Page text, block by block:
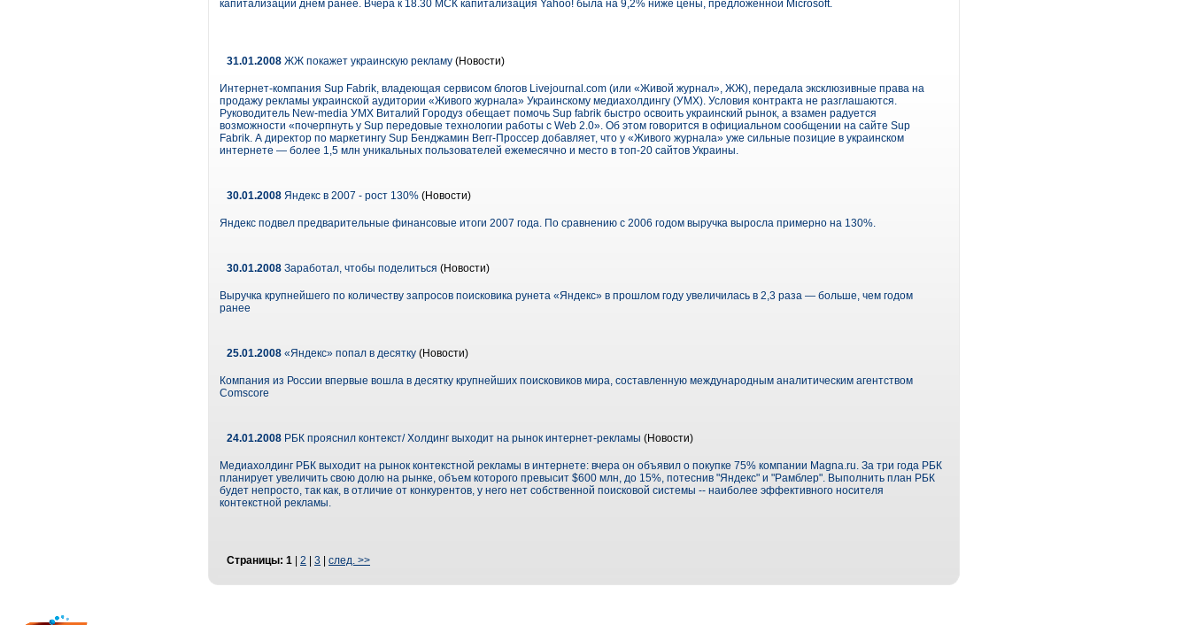
капитализации днем ранее. Вчера к 18.30 МСК капитализация Yahoo! была на 9,2% ниже цены, предложенной Microsoft.
31.01.2008 ЖЖ покажет украинскую рекламу (Новости)
Интернет-компания Sup Fabrik, владеющая сервисом блогов Livejournal.com (или «Живой журнал», ЖЖ), передала эксклюзивные права на
продажу рекламы украинской аудитории «Живого журнала» Украинскому медиахолдингу (УМХ). Условия контракта не разглашаются.
Руководитель New-media УМХ Виталий Городуз обещает помочь Sup fabrik быстро освоить украинский рынок, а взамен радуется
возможности «почерпнуть у Sup передовые технологии работы с Web 2.0». Об этом говорится в официальном сообщении на сайте Sup
Fabrik. А директор по маркетингу Sup Бенджамин Вегг-Проссер добавляет, что у «Живого журнала» уже сильные позицие в украинском
интернете — более 1,5 млн уникальных пользователей ежемесячно и место в топ-20 сайтов Украины.
30.01.2008 Яндекс в 2007 - рост 130% (Новости)
Яндекс подвел предварительные финансовые итоги 2007 года. По сравнению с 2006 годом выручка выросла примерно на 130%.
30.01.2008 Заработал, чтобы поделиться (Новости)
Выручка крупнейшего по количеству запросов поисковика рунета «Яндекс» в прошлом году увеличилась в 2,3 раза — больше, чем годом
ранее
25.01.2008 «Яндекс» попал в десятку (Новости)
Компания из России впервые вошла в десятку крупнейших поисковиков мира, составленную международным аналитическим агентством
Comscore
24.01.2008 РБК прояснил контекст/ Холдинг выходит на рынок интернет-рекламы (Новости)
Медиахолдинг РБК выходит на рынок контекстной рекламы в интернете: вчера он объявил о покупке 75% компании Magna.ru. За три года РБК
планирует увеличить свою долю на рынке, объем которого превысит $600 млн, до 15%, потеснив "Яндекс" и "Рамблер". Выполнить план РБК
будет непросто, так как, в отличие от конкурентов, у него нет собственной поисковой системы -- наиболее эффективного носителя
контекстной рекламы.
Страницы: 1 2 3 след. >>